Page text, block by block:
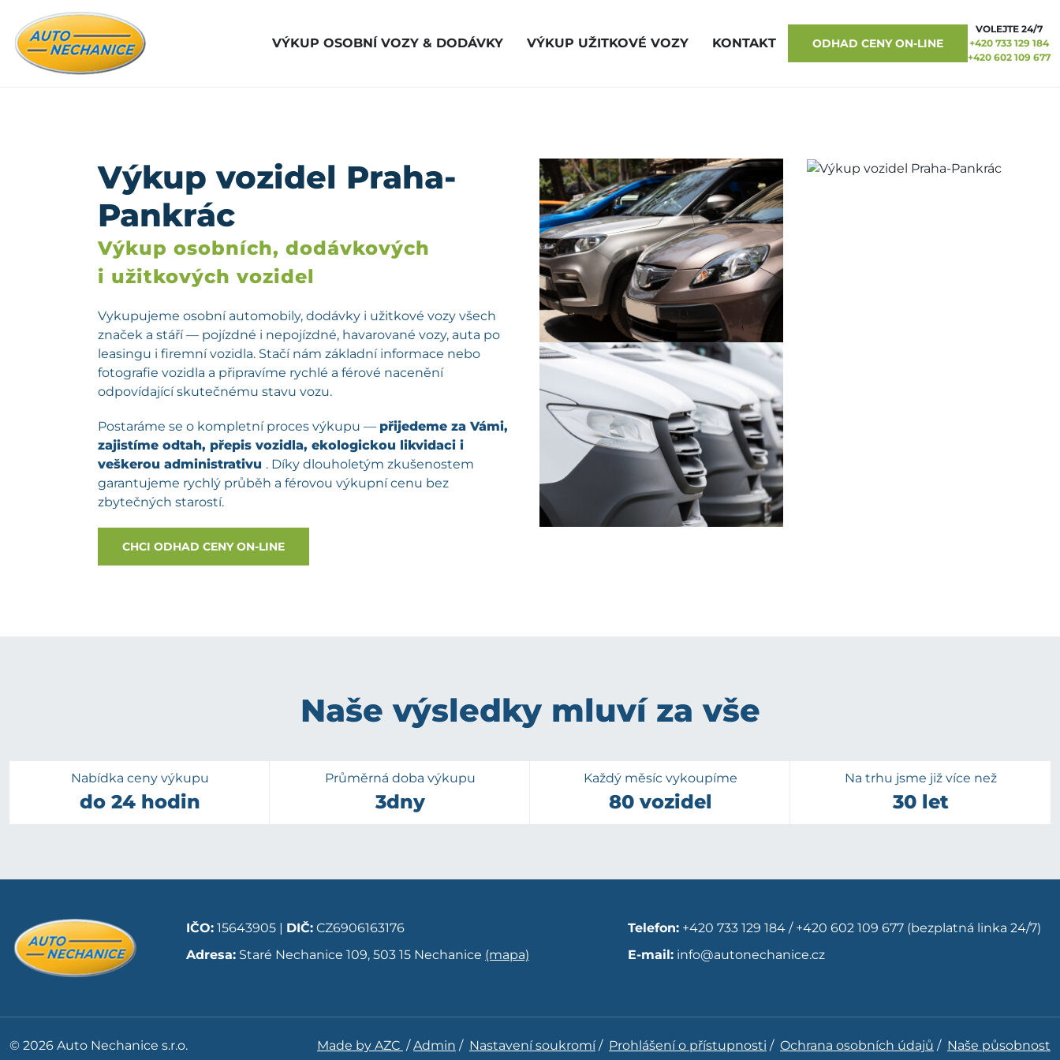
VÝKUP OSOBNÍ VOZY & DODÁVKY VÝKUP UŽITKOVÉ VOZY KONTAKT ODHAD CENY ON-LINE
VOLEJTE 24/7
+420 733 129 184
+420 602 109 677
Výkup vozidel Praha-
Pankrác
Výkup osobních, dodávkových
i užitkových vozidel
Vykupujeme osobní automobily, dodávky i užitkové vozy všech
značek a stáří — pojízdné i nepojízdné, havarované vozy, auta po
leasingu i firemní vozidla. Stačí nám základní informace nebo
fotografie vozidla a připravíme rychlé a férové nacenění
odpovídající skutečnému stavu vozu.
Postaráme se o kompletní proces výkupu — přijedeme za Vámi,
zajistíme odtah, přepis vozidla, ekologickou likvidaci i
veškerou administrativu . Díky dlouholetým zkušenostem
garantujeme rychlý průběh a férovou výkupní cenu bez
zbytečných starostí.
CHCI ODHAD CENY ON-LINE
Naše výsledky mluví za vše
Nabídka ceny výkupu
do 24 hodin
Průměrná doba výkupu
3dny
Každý měsíc vykoupíme
80 vozidel
Na trhu jsme již více než
30 let
IČO: 15643905 | DIČ: CZ6906163176
Adresa: Staré Nechanice 109, 503 15 Nechanice (mapa)
Telefon: +420 733 129 184 / +420 602 109 677 (bezplatná linka 24/7)
E-mail: info@autonechanice.cz
© 2026 Auto Nechanice s.r.o. Made by AZC /Admin / Nastavení soukromí/ Prohlášení o přístupnosti / Ochrana osobních údajů / Naše působnost